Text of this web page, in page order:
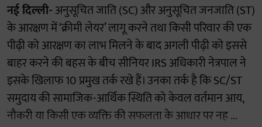
नई दिल्ली-अनुसूचित जाति (SC) और अनुसूचित जनजाति (ST)
के आरक्षण में ‘क्रीमी लेयर’ लागू करने तथा किसी परिवार की एक
पीढ़ी को आरक्षण का लाभ मिलने के बाद अगली पीढ़ी को इससे
बाहर करने की बहस के बीच सीनियर IRS अधिकारी नेत्रपाल ने
इसके खिलाफ 10 प्रमुख तर्क रखे हैं। उनका तर्क है कि SC/ST
समुदाय की सामाजिक-आर्थिक स्थिति को केवल वर्तमान आय,
नौकरी या किसी एक व्यक्ति की सफलता के आधार पर नह ...